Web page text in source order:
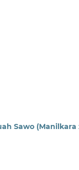
Sawo (Manilkara